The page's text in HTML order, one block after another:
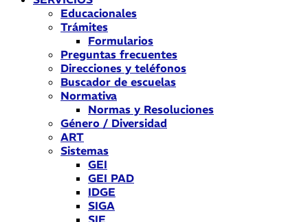
Educacionales
Trámites
Formularios
Preguntas frecuentes
Direcciones y teléfonos
Buscador de escuelas
Normativa
Normas y Resoluciones
Género / Diversidad
ART
Sistemas
GEI
GEI PAD
IDGE
SIGA
SIE